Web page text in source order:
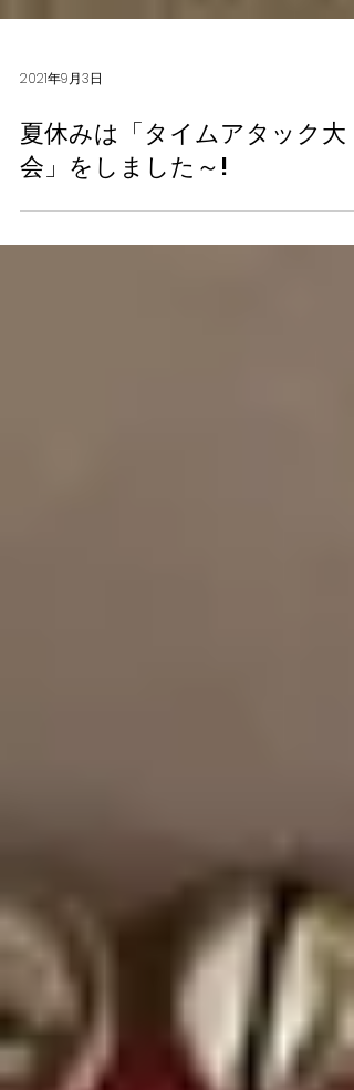
2021年9月3日
夏休みは「タイムアタック大
会」をしました～!